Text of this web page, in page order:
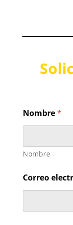
Nombre*
Nombre
Correo